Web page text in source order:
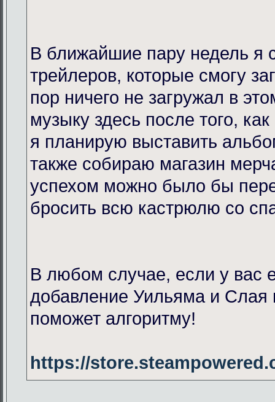
В ближайшие пару недель я
трейлеров, которые смогу
пор ничего не загружал в
музыку здесь после того,
я планирую выставить
также собираю магазин
успехом можно было бы
бросить всю кастрюлю со
В любом случае, если у вас
добавление Уильяма и Слая
поможет алгоритму!
https://